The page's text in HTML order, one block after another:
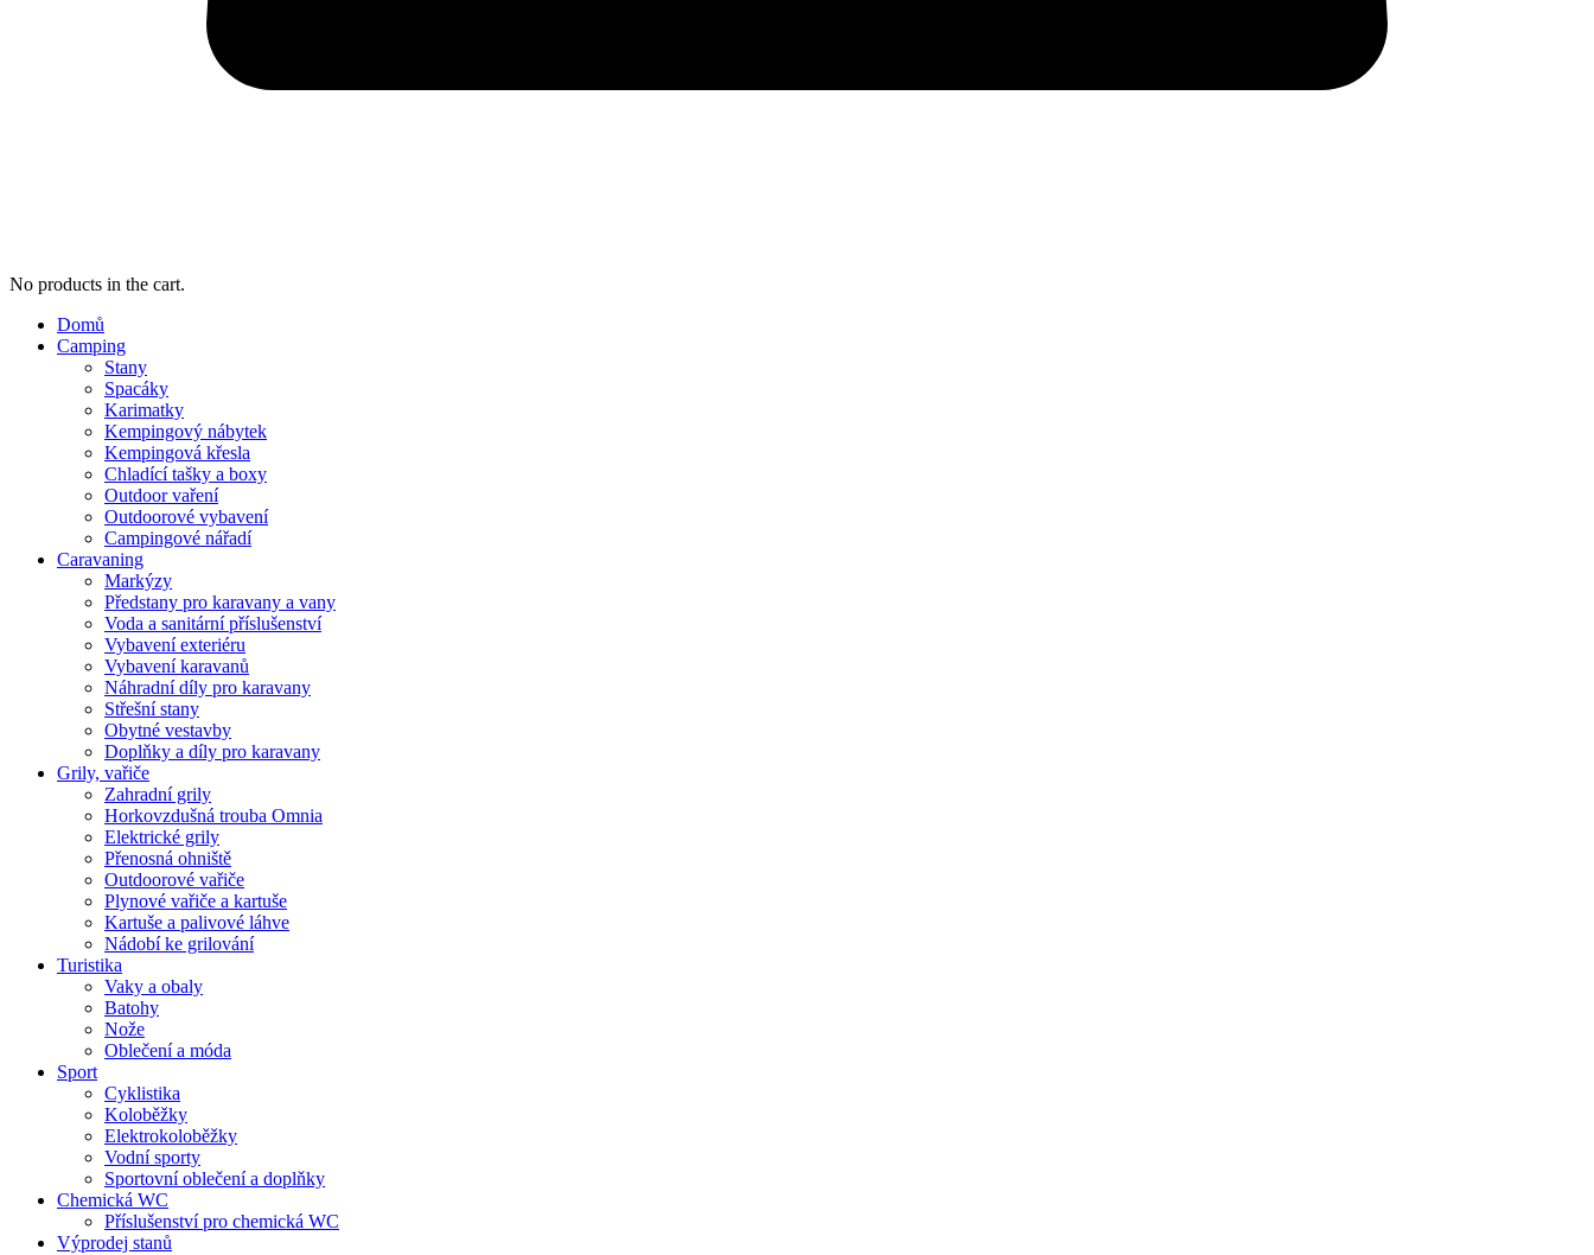
No products in the cart.
Domů
Camping
Stany
Spacáky
Karimatky
Kempingový nábytek
Kempingová křesla
Chladící tašky a boxy
Outdoor vaření
Outdoorové vybavení
Campingové nářadí
Caravaning
Markýzy
Předstany pro karavany a vany
Voda a sanitární příslušenství
Vybavení exteriéru
Vybavení karavanů
Náhradní díly pro karavany
Střešní stany
Obytné vestavby
Doplňky a díly pro karavany
Grily, vařiče
Zahradní grily
Horkovzdušná trouba Omnia
Elektrické grily
Přenosná ohniště
Outdoorové vařiče
Plynové vařiče a kartuše
Kartuše a palivové láhve
Nádobí ke grilování
Turistika
Vaky a obaly
Batohy
Nože
Oblečení a móda
Sport
Cyklistika
Koloběžky
Elektrokoloběžky
Vodní sporty
Sportovní oblečení a doplňky
Chemická WC
Příslušenství pro chemická WC
Výprodej stanů